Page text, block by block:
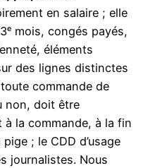
en salaire ; elle
mois, congés payés,
éléments
des lignes distinctes
commande de
non, doit être
à la commande, à la fin
; le CDD d’usage
journalistes. Nous